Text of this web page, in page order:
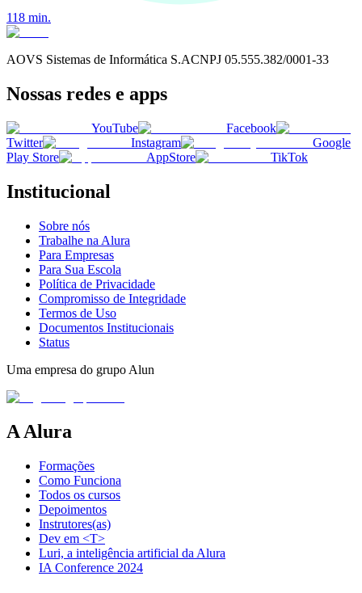
118 min.
AOVS Sistemas de Informática S.ACNPJ 05.555.382/0001-33
Nossas redes e apps
YouTube
Facebook
Twitter
Instagram
Google
Play Store
AppStore TikTok
Institucional
Sobre nós
Trabalhe na Alura
Para Empresas
Para Sua Escola
Política de Privacidade
Compromisso de Integridade
Termos de Uso
Documentos Institucionais
Status
Uma empresa do grupo Alun
A Alura
Formações
Como Funciona
Todos os cursos
Depoimentos
Instrutores(as)
Dev em <T>
Luri, a inteligência artificial da Alura
IA Conference 2024